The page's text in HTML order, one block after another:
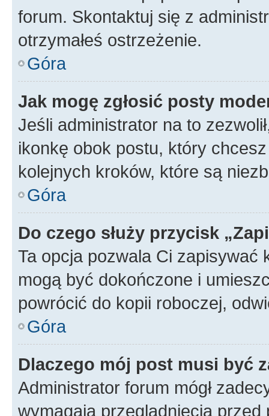
forum. Skontaktuj się z
otrzymałeś ostrzeżenie.
Góra
Jak mogę zgłosić posty
Jeśli administrator na to
ikonkę obok postu, który
kolejnych kroków, które są
Góra
Do czego służy przycisk
Ta opcja pozwala Ci zapisywać
mogą być dokończone i
powrócić do kopii roboczej,
Góra
Dlaczego mój post musi być
Administrator forum mógł
wymagają przeglądnięcia